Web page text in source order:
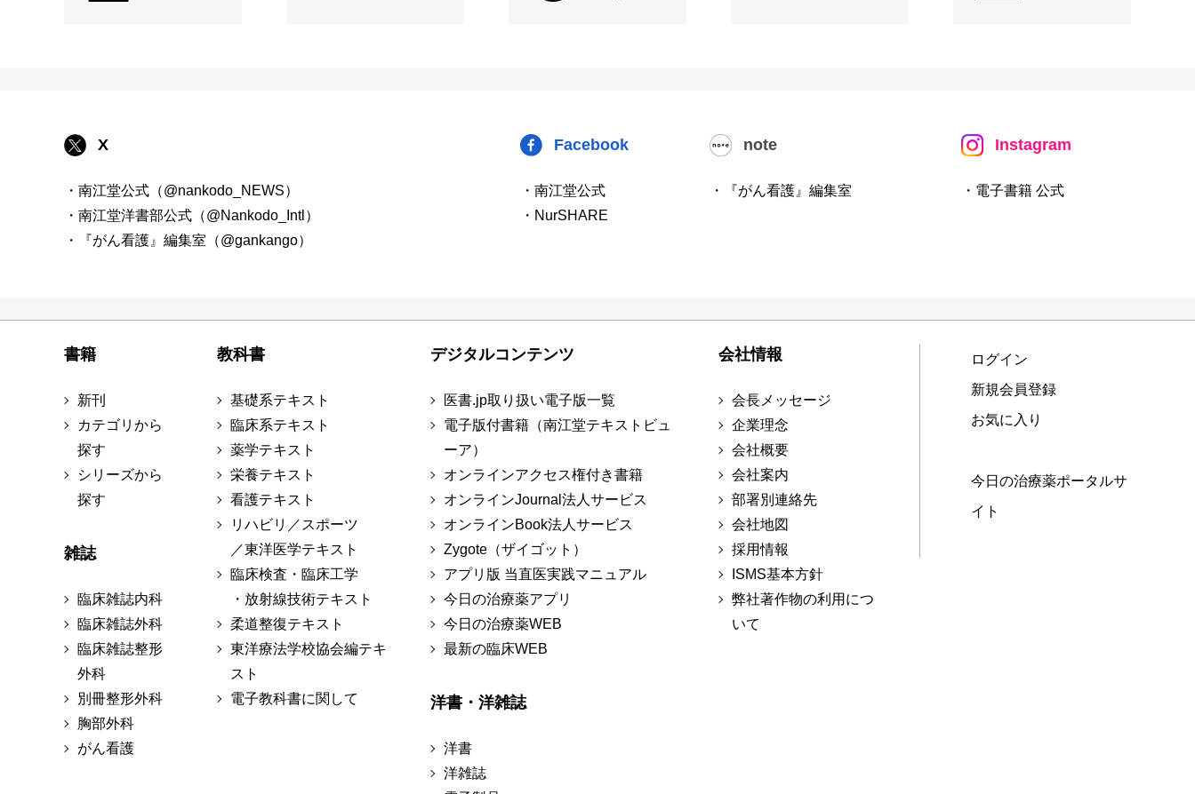
X
・南江堂公式（@nankodo_NEWS）
・南江堂洋書部公式（@Nankodo_Intl）
・『がん看護』編集室（@gankango）
Facebook
・南江堂公式
・NurSHARE
note
・『がん看護』編集室
Instagram
・電子書籍 公式
書籍
新刊
カテゴリから
探す
シリーズから
探す
雑誌
臨床雑誌内科
臨床雑誌外科
臨床雑誌整形
外科
別冊整形外科
胸部外科
がん看護
教科書
基礎系テキスト
臨床系テキスト
薬学テキスト
栄養テキスト
看護テキスト
リハビリ／スポーツ
／東洋医学テキスト
臨床検査・臨床工学
・放射線技術テキスト
柔道整復テキスト
東洋療法学校協会編テキ
スト
電子教科書に関して
デジタルコンテンツ
医書.jp取り扱い電子版一覧
電子版付書籍（南江堂テキストビュ
ーア）
オンラインアクセス権付き書籍
オンラインJournal法人サービス
オンラインBook法人サービス
Zygote（ザイゴット）
アプリ版 当直医実践マニュアル
今日の治療薬アプリ
今日の治療薬WEB
最新の臨床WEB
洋書・洋雑誌
洋書
洋雑誌
会社情報
会長メッセージ
企業理念
会社概要
会社案内
部署別連絡先
会社地図
採用情報
ISMS基本方針
弊社著作物の利用につ
いて
ログイン
新規会員登録
お気に入り
今日の治療薬ポータルサ
イト